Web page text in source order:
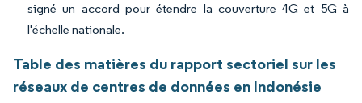
signé un accord pour étendre la couverture 4G et 5G à
l'échelle nationale.
Table des matières du rapport sectoriel sur les
réseaux de centres de données en Indonésie